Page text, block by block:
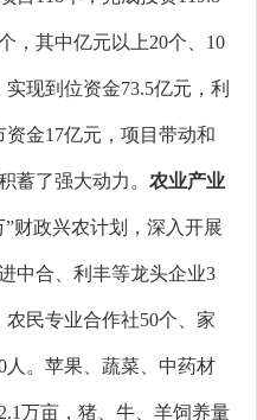
，其中亿元以上20个、10
现到位资金73.5亿元，利
金17亿元，项目带动和
蓄了强大动力。 农业产业
财政兴农计划，深入开展
中合、利丰等龙头企业3
农民专业合作社50个、家
人。苹果、蔬菜、中药材
万亩，猪、牛、羊饲养量